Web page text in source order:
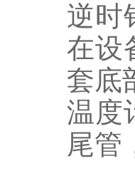
逆时
在设
套底
温度
尾管